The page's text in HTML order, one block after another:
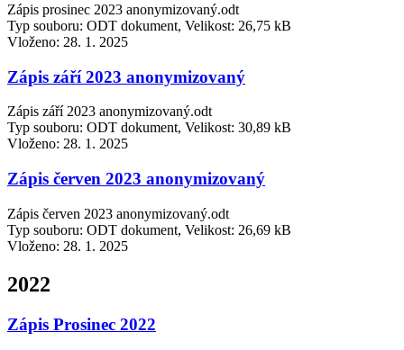
Zápis prosinec 2023 anonymizovaný.odt
Typ souboru: ODT dokument, Velikost: 26,75 kB
Vloženo: 28. 1. 2025
Zápis září 2023 anonymizovaný
Zápis září 2023 anonymizovaný.odt
Typ souboru: ODT dokument, Velikost: 30,89 kB
Vloženo: 28. 1. 2025
Zápis červen 2023 anonymizovaný
Zápis červen 2023 anonymizovaný.odt
Typ souboru: ODT dokument, Velikost: 26,69 kB
Vloženo: 28. 1. 2025
2022
Zápis Prosinec 2022